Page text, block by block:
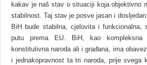
kakav je naš stav o situaciji koja objektivno
stabilnost. Taj stav je posve jasan i
BiH bude stabilna, cjelovita i funkcionalna,
putu prema EU. BiH, kao kompleksna
konstitutivna naroda ali i građana, ima
i jednakopravnost ta tri naroda, prije svega